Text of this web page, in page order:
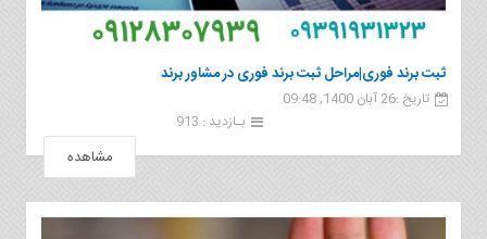
ثبت برند فوری|مراحل ثبت برند فوری در مشاور برند
تاریخ :26 آبان 1400, 09:48
بـازدید : 913
مشاهده